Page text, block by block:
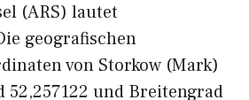
(ARS) lautet
geografischen
von Storkow (Mark)
52,257122 und Breitengrad